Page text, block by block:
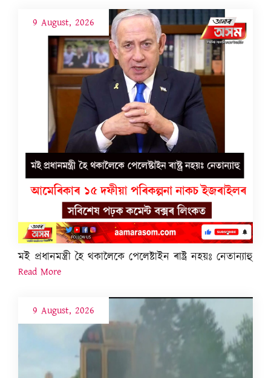
9 August, 2026
মই প্ৰধানমন্ত্ৰী হৈ থকালৈকে পেলেষ্টাইন ৰাষ্ট্ৰ নহয়ঃ নেতান্যাহু
Read More
9 August, 2026